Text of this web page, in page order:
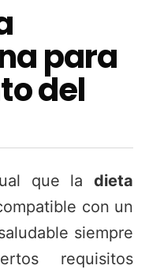
para
del
que ladieta
con un
siempre
requisitos